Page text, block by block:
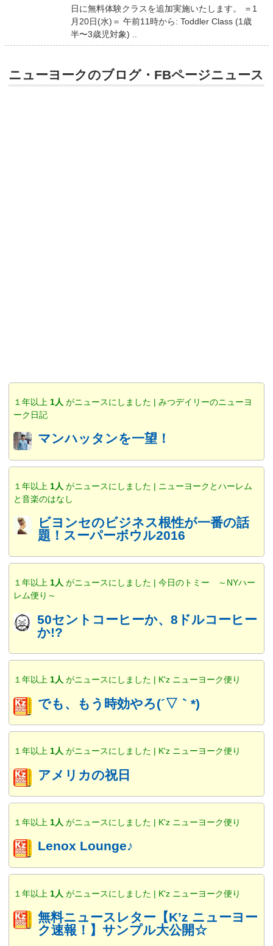
日に無料体験クラスを追加実施いたします。 ＝1
月20日(水)＝ 午前11時から: Toddler Class (1歳
半〜3歳児対象) ..
ニューヨークのブログ・FBページニュース
１年以上 1人 がニュースにしました | みつデイリーのニューヨ
ーク日記
マンハッタンを一望！
１年以上 1人 がニュースにしました | ニューヨークとハーレム
と音楽のはなし
ビヨンセのビジネス根性が一番の話
題！スーパーボウル2016
１年以上 1人 がニュースにしました | 今日のトミー ～NYハー
レム便り～
50セントコーヒーか、8ドルコーヒー
か!?
１年以上 1人 がニュースにしました | K'z ニューヨーク便り
でも、もう時効やろ(´▽｀*)
１年以上 1人 がニュースにしました | K'z ニューヨーク便り
アメリカの祝日
１年以上 1人 がニュースにしました | K'z ニューヨーク便り
Lenox Lounge♪
１年以上 1人 がニュースにしました | K'z ニューヨーク便り
無料ニュースレター【K’z ニューヨー
ク速報！】サンプル大公開☆